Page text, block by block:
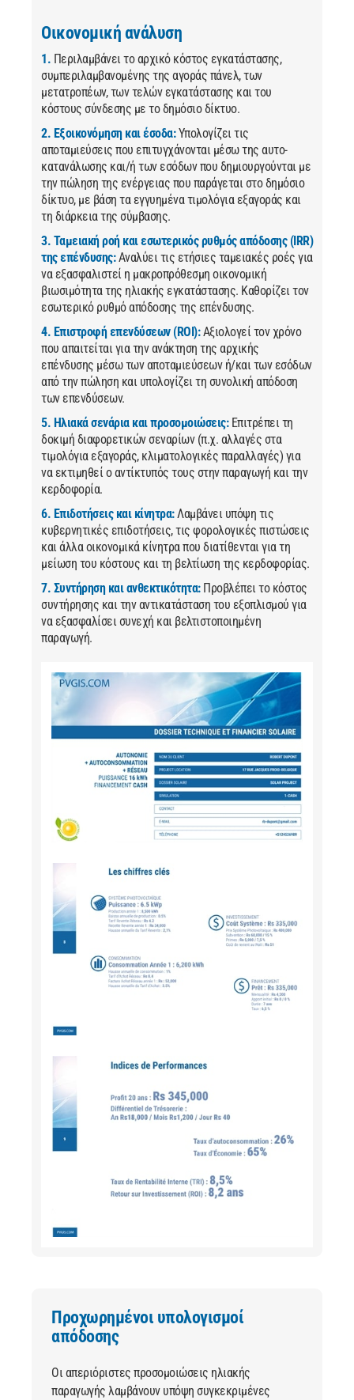
Οικονομική ανάλυση
1. Περιλαμβάνει το αρχικό κόστος εγκατάστασης,
συμπεριλαμβανομένης της αγοράς πάνελ, των
μετατροπέων, των τελών εγκατάστασης και του
κόστους σύνδεσης με το δημόσιο δίκτυο.
2. Εξοικονόμηση και έσοδα: Υπολογίζει τις
αποταμιεύσεις που επιτυγχάνονται μέσω της αυτο-
κατανάλωσης και/ή των εσόδων που δημιουργούνται με
την πώληση της ενέργειας που παράγεται στο δημόσιο
δίκτυο, με βάση τα εγγυημένα τιμολόγια εξαγοράς και
τη διάρκεια της σύμβασης.
3. Ταμειακή ροή και εσωτερικός ρυθμός απόδοσης (IRR)
της επένδυσης:Αναλύει τις ετήσιες ταμειακές ροές για
να εξασφαλιστεί η μακροπρόθεσμη οικονομική
βιωσιμότητα της ηλιακής εγκατάστασης. Καθορίζει τον
εσωτερικό ρυθμό απόδοσης της επένδυσης.
4. Επιστροφή επενδύσεων (ROI): Αξιολογεί τον χρόνο
που απαιτείται για την ανάκτηση της αρχικής
επένδυσης μέσω των αποταμιεύσεων ή/και των εσόδων
από την πώληση και υπολογίζει τη συνολική απόδοση
των επενδύσεων.
5. Ηλιακά σενάρια και προσομοιώσεις: Επιτρέπει τη
δοκιμή διαφορετικών σεναρίων (π.χ. αλλαγές στα
τιμολόγια εξαγοράς, κλιματολογικές παραλλαγές) για
να εκτιμηθεί ο αντίκτυπός τους στην παραγωγή και την
κερδοφορία.
6. Επιδοτήσεις και κίνητρα:Λαμβάνει υπόψη τις
κυβερνητικές επιδοτήσεις, τις φορολογικές πιστώσεις
και άλλα οικονομικά κίνητρα που διατίθενται για τη
μείωση του κόστους και τη βελτίωση της κερδοφορίας.
7. Συντήρηση και ανθεκτικότητα: Προβλέπει το κόστος
συντήρησης και την αντικατάσταση του εξοπλισμού για
να εξασφαλίσει συνεχή και βελτιστοποιημένη
παραγωγή.
Προχωρημένοι υπολογισμοί
απόδοσης
Οι απεριόριστες προσομοιώσεις ηλιακής
παραγωγής λαμβάνουν υπόψη συγκεκριμένες